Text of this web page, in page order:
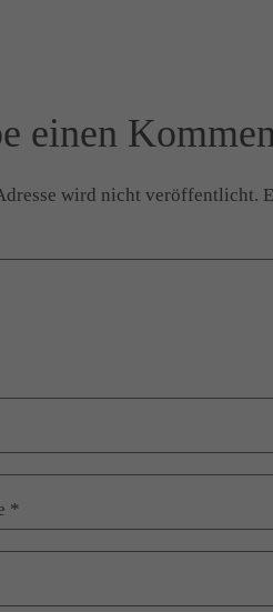
einen
wird nicht veröffentlicht.
*